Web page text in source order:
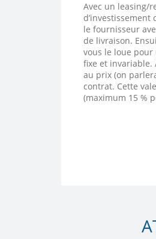
Avec un leasing/
d’investissement
le fournisseur
de livraison.
vous le loue
fixe et invariable.
au prix (on
contrat. Cette
(maximum 15 %